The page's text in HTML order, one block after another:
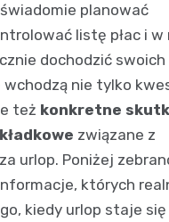
planować
listę płac i w
dochodzić swoich
wchodzą nie tylko
też konkretne
związane z
urlop. Poniżej
których
kiedy urlop staje się